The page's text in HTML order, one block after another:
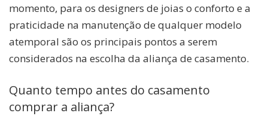
momento, para os designers de joias o conforto e a
praticidade na manutenção de qualquer modelo
atemporal são os principais pontos a serem
considerados na escolha da aliança de casamento.
Quanto tempo antes do casamento
comprar a aliança?